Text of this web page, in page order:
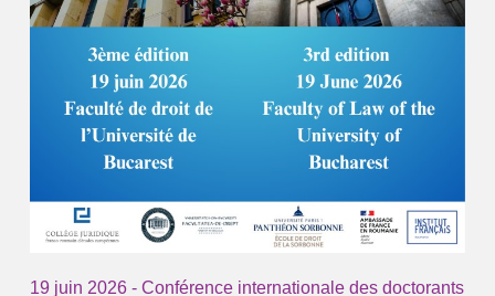
19 juin 2026 - Conférence internationale des doctorants